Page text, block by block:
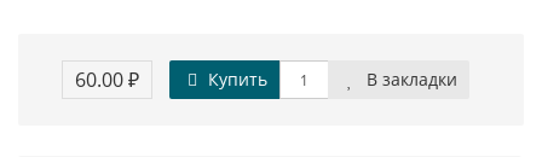
60.00 ₽ Купить В закладки